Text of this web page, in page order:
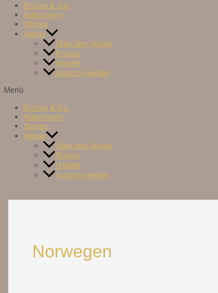
Bücher & Co.
Autor:innen
Stories
Verlag
Über den Verlag
Presse
Handel
Autor:in werden
Menü
Bücher & Co.
Autor:innen
Stories
Verlag
Über den Verlag
Presse
Handel
Autor:in werden
Norwegen